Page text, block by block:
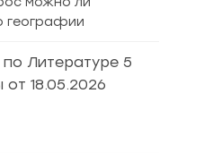
географии
Литературе 5
18.05.2026